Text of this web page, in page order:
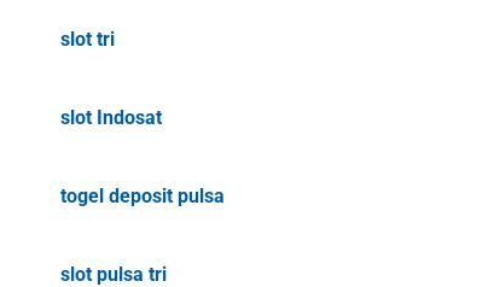
slot tri
slot Indosat
togel deposit pulsa
slot pulsa tri